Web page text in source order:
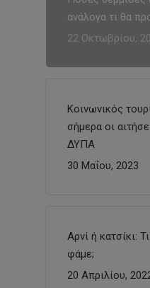
ανάλογα τι θα
22 Οκτωβρίου,
Κοινωνικός
σήμερα οι
ΔΥΠΑ
30 Μαΐου, 2023
Αρνί ή κατσίκι:
φάμε;
20 Απριλίου,